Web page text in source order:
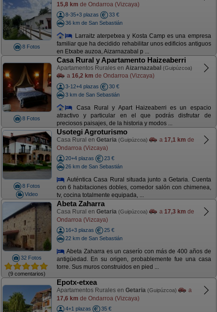
8 Fotos
15,8 km de Ondarroa (Vizcaya)
8-35+3 plazas
33 €
36 km de San Sebastián
Larraitz aterpetxea y Kosta Camp es una empresa
familiar que ha decidido rehabilitar unos edificios antiguos
en Etxabe auzoa, Aizarnazabal p ...
8 Fotos
Casa Rural y Apartamento Haizeaberri
Apartamentos Rurales en Aizarnazabal (Guipúzcoa)
a 16,2 km de Ondarroa (Vizcaya)
3-12+4 plazas
30 €
3 km de San Sebastián
Casa Rural y Apart Haizeaberri es un espacio
atractivo y particular en el que podrás disfrutar de
preciosos paisajes, de la historia y modos ...
8 Fotos
Video
Usotegi Agroturismo
Casa Rural en Getaria (Guipúzcoa) a 17,1 km de
Ondarroa (Vizcaya)
20+4 plazas
23 €
26 km de San Sebastián
Auténtica Casa Rural situada junto a Getaria. Cuenta
con 6 habitaciones dobles, comedor salón con chimenea,
tv, cocina totalmente equipada, ...
32 Fotos
(9 comentarios)
Abeta Zaharra
Casa Rural en Getaria (Guipúzcoa) a 17,3 km de
Ondarroa (Vizcaya)
16+3 plazas
25 €
22 km de San Sebastián
Abeta Zaharra es un caserío con más de 400 años de
antigüedad. En su origen, probablemente fue una casa
torre. Sus muros construidos en pied ...
Epotx-etxea
Apartamentos Rurales en Getaria (Guipúzcoa)
a
17,6 km de Ondarroa (Vizcaya)
4+1 plazas
35 €